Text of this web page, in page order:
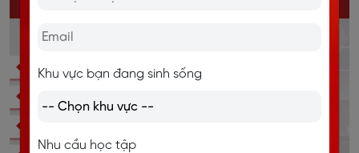
Khu vực bạn đang sinh sống
Nhu cầu học tập